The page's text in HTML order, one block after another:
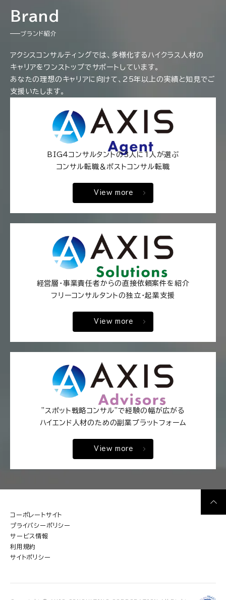
Brand
ブランド紹介
アクシスコンサルティングでは、多様化するハイクラス人材の
キャリアをワンストップでサポートしています。
あなたの理想のキャリアに向けて、25年以上の実績と知見でご
支援いたします。
BIG4コンサルタントの3人に1人が選ぶ
コンサル転職＆ポストコンサル転職
View more
経営層・事業責任者からの直接依頼案件を紹介
フリーコンサルタントの独立・起業支援
View more
"スポット戦略コンサル"で経験の幅が広がる
ハイエンド人材のための副業プラットフォーム
View more
コーポレートサイト
プライバシーポリシー
サービス情報
利用規約
サイトポリシー